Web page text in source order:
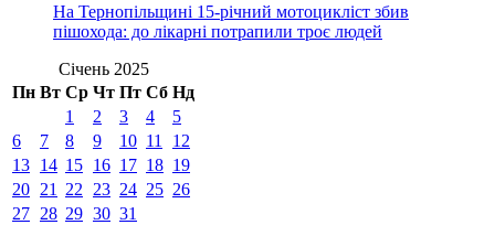
На Тернопільщині 15-річний мотоцикліст збив
пішохода: до лікарні потрапили троє людей
Січень 2025
Пн Вт Ср Чт Пт Сб Нд
1
2 3 4
5
6
7 8 9 10 11
12
13 14 15 16 17 18 19
20 21 22 23 24 25 26
27 28 29 30 31